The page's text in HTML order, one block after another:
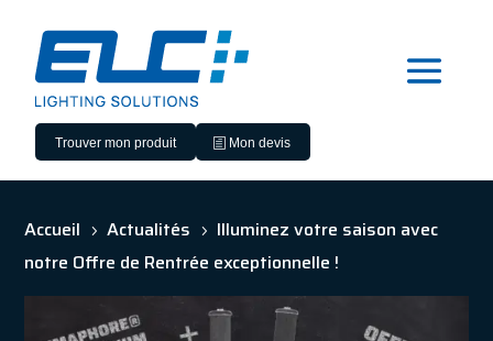
Trouver mon produit Mon devis
Accueil 5 Actualités 5
Illuminez votre saison avec
notre Offre de Rentrée exceptionnelle !